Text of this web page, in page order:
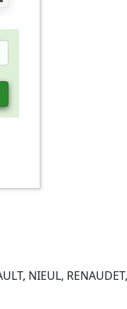
RENAUDET,